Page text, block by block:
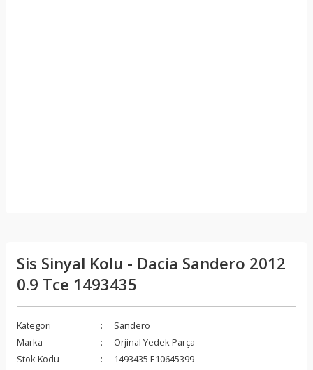
Sis Sinyal Kolu - Dacia Sandero 2012
0.9 Tce 1493435
Kategori
Sandero
Marka
Orjinal Yedek Parça
Stok Kodu
1493435 E10645399